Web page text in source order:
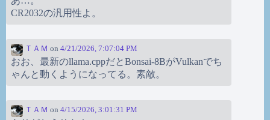
CR2032の汎用性よ。
ＴＡＭ on 4/21/2026, 7:07:04 PM
おお、最新のllama.cppだとBonsai-8BがVulkanでち
ゃんと動くようになってる。素敵。
ＴＡＭ on 4/15/2026, 3:01:31 PM